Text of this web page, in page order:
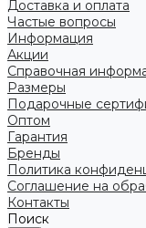
Доставка и оплата
Частые вопросы
Информация
Акции
Справочная
Размеры
Подарочные
Оптом
Гарантия
Бренды
Политика
Соглашение на
Контакты
Поиск